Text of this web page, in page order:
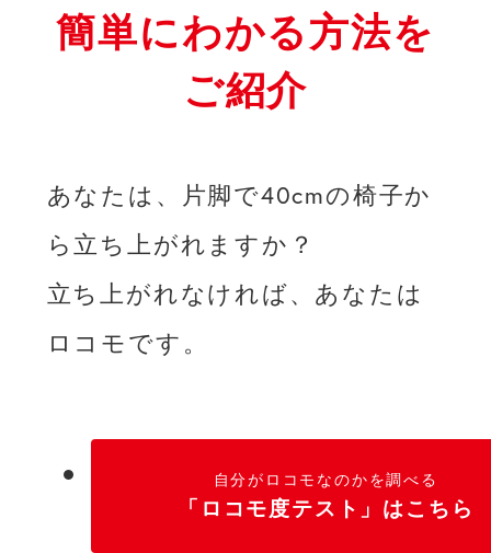
簡単にわかる方法を
ご紹介
あなたは、片脚で40cmの椅子か
ら立ち上がれますか？
立ち上がれなければ、あなたは
ロコモです。
自分がロコモなのかを調べる
「ロコモ度テスト」はこちら